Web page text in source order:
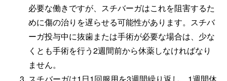
必要な働きですが、スチバーガはこれを阻害するた
めに傷の治りを遅らせる可能性があります。スチバ
ーガ投与中に抜歯または手術が必要な場合は、少な
くとも手術を行う2週間前から休薬しなければなり
ません。